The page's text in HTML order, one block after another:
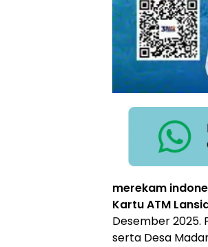
merekam
Kartu ATM
Desember 2025.
serta Desa